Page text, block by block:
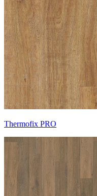
Thermofix PRO